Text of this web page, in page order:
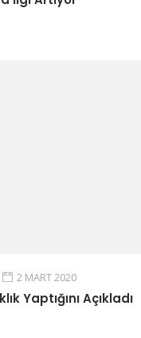
2 MART 2020
Yaptığını Açıkladı